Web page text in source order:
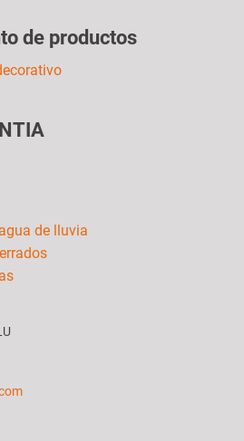
de productos
de lluvia